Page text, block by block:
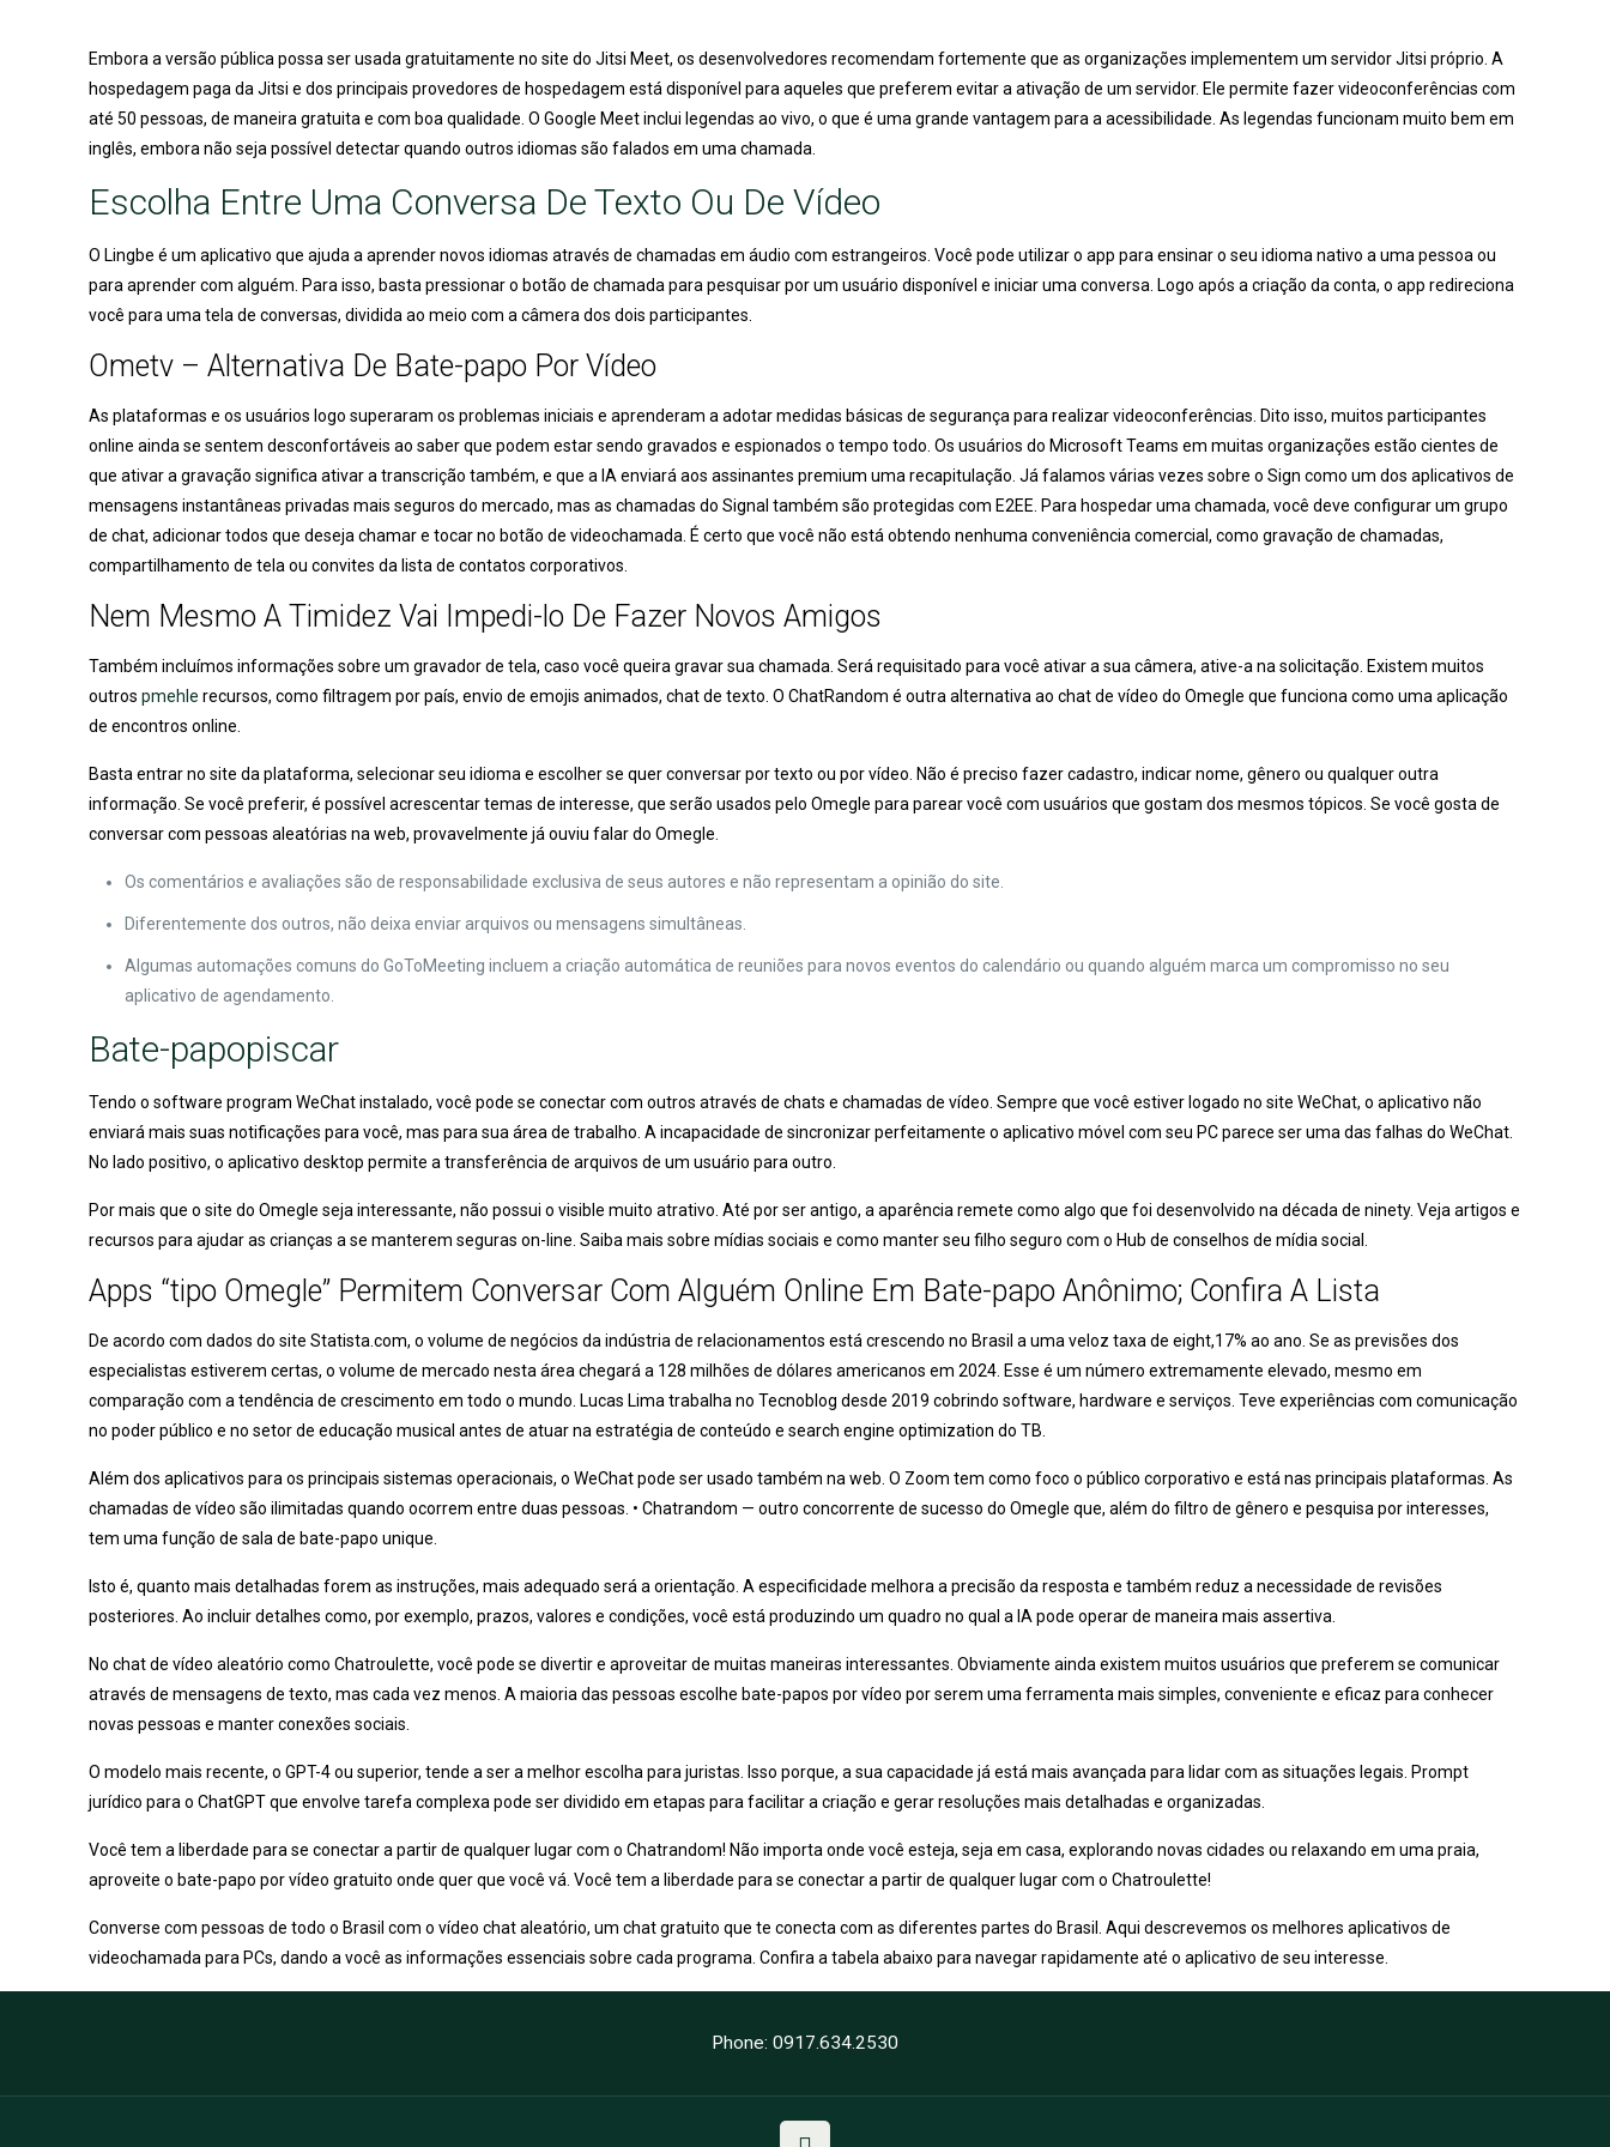
Embora a versão pública possa ser usada gratuitamente no site do Jitsi Meet, os desenvolvedores recomendam fortemente que as organizações implementem um servidor Jitsi próprio. A
hospedagem paga da Jitsi e dos principais provedores de hospedagem está disponível para aqueles que preferem evitar a ativação de um servidor. Ele permite fazer videoconferências com
até 50 pessoas, de maneira gratuita e com boa qualidade. O Google Meet inclui legendas ao vivo, o que é uma grande vantagem para a acessibilidade. As legendas funcionam muito bem em
inglês, embora não seja possível detectar quando outros idiomas são falados em uma chamada.
Escolha Entre Uma Conversa De Texto Ou De Vídeo
O Lingbe é um aplicativo que ajuda a aprender novos idiomas através de chamadas em áudio com estrangeiros. Você pode utilizar o app para ensinar o seu idioma nativo a uma pessoa ou
para aprender com alguém. Para isso, basta pressionar o botão de chamada para pesquisar por um usuário disponível e iniciar uma conversa. Logo após a criação da conta, o app redireciona
você para uma tela de conversas, dividida ao meio com a câmera dos dois participantes.
Ometv – Alternativa De Bate-papo Por Vídeo
As plataformas e os usuários logo superaram os problemas iniciais e aprenderam a adotar medidas básicas de segurança para realizar videoconferências. Dito isso, muitos participantes
online ainda se sentem desconfortáveis ao saber que podem estar sendo gravados e espionados o tempo todo. Os usuários do Microsoft Teams em muitas organizações estão cientes de
que ativar a gravação significa ativar a transcrição também, e que a IA enviará aos assinantes premium uma recapitulação. Já falamos várias vezes sobre o Sign como um dos aplicativos de
mensagens instantâneas privadas mais seguros do mercado, mas as chamadas do Signal também são protegidas com E2EE. Para hospedar uma chamada, você deve configurar um grupo
de chat, adicionar todos que deseja chamar e tocar no botão de videochamada. É certo que você não está obtendo nenhuma conveniência comercial, como gravação de chamadas,
compartilhamento de tela ou convites da lista de contatos corporativos.
Nem Mesmo A Timidez Vai Impedi-lo De Fazer Novos Amigos
Também incluímos informações sobre um gravador de tela, caso você queira gravar sua chamada. Será requisitado para você ativar a sua câmera, ative-a na solicitação. Existem muitos
outrospmehle recursos, como filtragem por país, envio de emojis animados, chat de texto. O ChatRandom é outra alternativa ao chat de vídeo do Omegle que funciona como uma aplicação
de encontros online.
Basta entrar no site da plataforma, selecionar seu idioma e escolher se quer conversar por texto ou por vídeo. Não é preciso fazer cadastro, indicar nome, gênero ou qualquer outra
informação. Se você preferir, é possível acrescentar temas de interesse, que serão usados pelo Omegle para parear você com usuários que gostam dos mesmos tópicos. Se você gosta de
conversar com pessoas aleatórias na web, provavelmente já ouviu falar do Omegle.
Os comentários e avaliações são de responsabilidade exclusiva de seus autores e não representam a opinião do site.
Diferentemente dos outros, não deixa enviar arquivos ou mensagens simultâneas.
Algumas automações comuns do GoToMeeting incluem a criação automática de reuniões para novos eventos do calendário ou quando alguém marca um compromisso no seu
aplicativo de agendamento.
Bate-papopiscar
Tendo o software program WeChat instalado, você pode se conectar com outros através de chats e chamadas de vídeo. Sempre que você estiver logado no site WeChat, o aplicativo não
enviará mais suas notificações para você, mas para sua área de trabalho. A incapacidade de sincronizar perfeitamente o aplicativo móvel com seu PC parece ser uma das falhas do WeChat.
No lado positivo, o aplicativo desktop permite a transferência de arquivos de um usuário para outro.
Por mais que o site do Omegle seja interessante, não possui o visible muito atrativo. Até por ser antigo, a aparência remete como algo que foi desenvolvido na década de ninety. Veja artigos e
recursos para ajudar as crianças a se manterem seguras on-line. Saiba mais sobre mídias sociais e como manter seu filho seguro com o Hub de conselhos de mídia social.
Apps “tipo Omegle” Permitem Conversar Com Alguém Online Em Bate-papo Anônimo; Confira A Lista
De acordo com dados do site Statista.com, o volume de negócios da indústria de relacionamentos está crescendo no Brasil a uma veloz taxa de eight,17% ao ano. Se as previsões dos
especialistas estiverem certas, o volume de mercado nesta área chegará a 128 milhões de dólares americanos em 2024. Esse é um número extremamente elevado, mesmo em
comparação com a tendência de crescimento em todo o mundo. Lucas Lima trabalha no Tecnoblog desde 2019 cobrindo software, hardware e serviços. Teve experiências com comunicação
no poder público e no setor de educação musical antes de atuar na estratégia de conteúdo e search engine optimization do TB.
Além dos aplicativos para os principais sistemas operacionais, o WeChat pode ser usado também na web. O Zoom tem como foco o público corporativo e está nas principais plataformas. As
chamadas de vídeo são ilimitadas quando ocorrem entre duas pessoas. • Chatrandom — outro concorrente de sucesso do Omegle que, além do filtro de gênero e pesquisa por interesses,
tem uma função de sala de bate-papo unique.
Isto é, quanto mais detalhadas forem as instruções, mais adequado será a orientação. A especificidade melhora a precisão da resposta e também reduz a necessidade de revisões
posteriores. Ao incluir detalhes como, por exemplo, prazos, valores e condições, você está produzindo um quadro no qual a IA pode operar de maneira mais assertiva.
No chat de vídeo aleatório como Chatroulette, você pode se divertir e aproveitar de muitas maneiras interessantes. Obviamente ainda existem muitos usuários que preferem se comunicar
através de mensagens de texto, mas cada vez menos. A maioria das pessoas escolhe bate-papos por vídeo por serem uma ferramenta mais simples, conveniente e eficaz para conhecer
novas pessoas e manter conexões sociais.
O modelo mais recente, o GPT-4 ou superior, tende a ser a melhor escolha para juristas. Isso porque, a sua capacidade já está mais avançada para lidar com as situações legais. Prompt
jurídico para o ChatGPT que envolve tarefa complexa pode ser dividido em etapas para facilitar a criação e gerar resoluções mais detalhadas e organizadas.
Você tem a liberdade para se conectar a partir de qualquer lugar com o Chatrandom! Não importa onde você esteja, seja em casa, explorando novas cidades ou relaxando em uma praia,
aproveite o bate-papo por vídeo gratuito onde quer que você vá. Você tem a liberdade para se conectar a partir de qualquer lugar com o Chatroulette!
Converse com pessoas de todo o Brasil com o vídeo chat aleatório, um chat gratuito que te conecta com as diferentes partes do Brasil. Aqui descrevemos os melhores aplicativos de
videochamada para PCs, dando a você as informações essenciais sobre cada programa. Confira a tabela abaixo para navegar rapidamente até o aplicativo de seu interesse.
Phone: 0917.634.2530